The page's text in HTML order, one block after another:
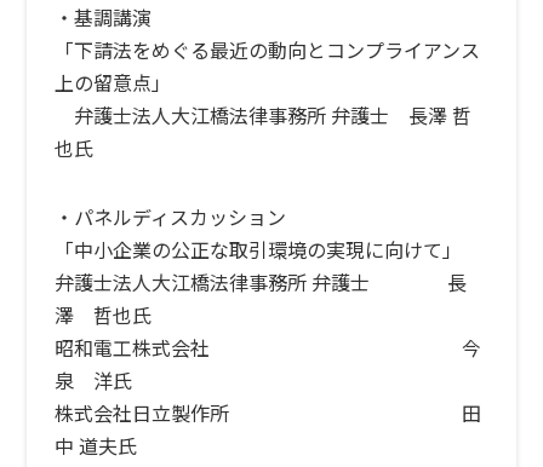
・基調講演
「下請法をめぐる最近の動向とコンプライアンス
上の留意点」
弁護士法人大江橋法律事務所 弁護士 長澤 哲
也氏
・パネルディスカッション
「中小企業の公正な取引環境の実現に向けて」
弁護士法人大江橋法律事務所 弁護士 長
澤 哲也氏
昭和電工株式会社 今
泉 洋氏
株式会社日立製作所 田
中 道夫氏